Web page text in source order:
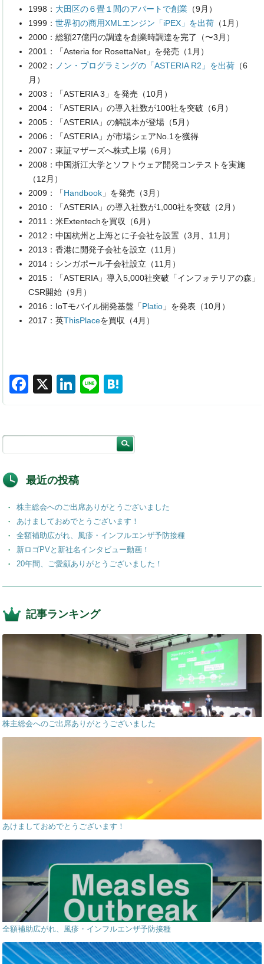
1998： 大田区の６畳１間のアパートで創業 （9月）
1999：世界初の商用XMLエンジン「iPEX」を出荷 （1月）
2000：総額27億円の調達を創業時調達を完了（〜3月）
2001：「Asteria for RosettaNet」を発売（1月）
2002：
ノン・プログラミングの「ASTERIA R2」を出荷 （6
月）
2003：「ASTERIA 3」を発売（10月）
2004：「ASTERIA」の導入社数が100社を突破（6月）
2005：「ASTERIA」の解説本が登場（5月）
2006：「ASTERIA」が市場シェアNo.1を獲得
2007：東証マザーズへ株式上場（6月）
2008：中国浙江大学とソフトウェア開発コンテストを実施
（12月）
2009：「Handbook 」を発売（3月）
2010：「ASTERIA」の導入社数が1,000社を突破（2月）
2011：米Extentechを買収（6月）
2012：中国杭州と上海とに子会社を設置（3月、11月）
2013：香港に開発子会社を設立（11月）
2014：シンガポール子会社設立（11月）
2015：「ASTERIA」導入5,000社突破「インフォテリアの森」
CSR開始（9月）
2016：IoTモバイル開発基盤「Platio 」を発表（10月）
2017：英ThisPlaceを買収（4月）
F
e
o
o
k
X
Li
e
n
Li
n
最近の投稿
株主総会へのご出席ありがとうございました
あけましておめでとうございます！
全額補助広がれ、風疹・インフルエンザ予防接種
新ロゴPVと新社名インタビュー動画！
20年間、ご愛顧ありがとうございました！
記事ランキング
株主総会へのご出席ありがとうございました
あけましておめでとうございます！
全額補助広がれ、風疹・インフルエンザ予防接種